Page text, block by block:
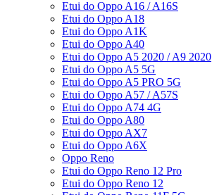
Etui do Oppo A16 / A16S
Etui do Oppo A18
Etui do Oppo A1K
Etui do Oppo A40
Etui do Oppo A5 2020 / A9 2020
Etui do Oppo A5 5G
Etui do Oppo A5 PRO 5G
Etui do Oppo A57 / A57S
Etui do Oppo A74 4G
Etui do Oppo A80
Etui do Oppo AX7
Etui do Oppo A6X
Oppo Reno
Etui do Oppo Reno 12 Pro
Etui do Oppo Reno 12